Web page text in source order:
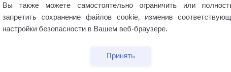
Вы также можете самостоятельно ограничить или
запретить сохранение файлов cookie, изменив
настройки безопасности в Вашем веб-браузере.
Принять